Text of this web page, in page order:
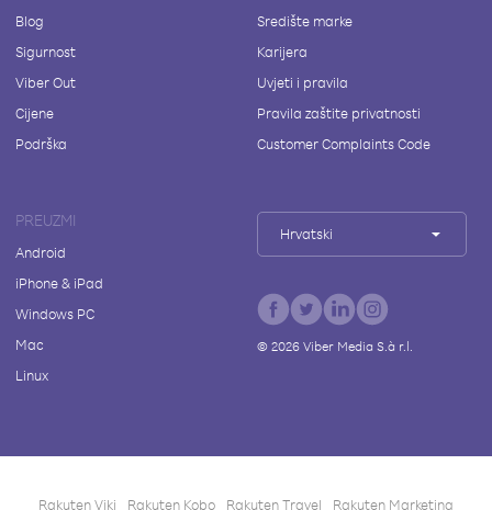
Blog
Sigurnost
Viber Out
Cijene
Podrška
Središte marke
Karijera
Uvjeti i pravila
Pravila zaštite privatnosti
Customer Complaints Code
PREUZMI
Android
iPhone & iPad
Windows PC
Mac
Linux
Hrvatski
© 2026Viber Media S.à r.l.
Rakuten Viki Rakuten Kobo Rakuten Travel Rakuten Marketing